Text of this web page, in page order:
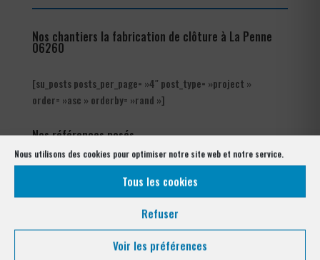
Nous utilisons des cookies pour optimiser notre site web et notre service.
Tous les cookies
Refuser
Voir les préférences
Nos chantiers la fabrication de clôture à La Penne
06260
[su_posts posts_per_page= »4″ post_type= »project »
order= »asc » orderby= »rand »]
Nos références posés
à La Penne 06260